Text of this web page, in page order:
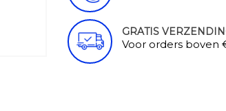
GRATIS
Voor orders boven